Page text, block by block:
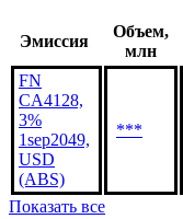
Эмиссия
Объем,
млн
FN
CA4128,
3%
1sep2049,
USD
(ABS)
***
Показать все